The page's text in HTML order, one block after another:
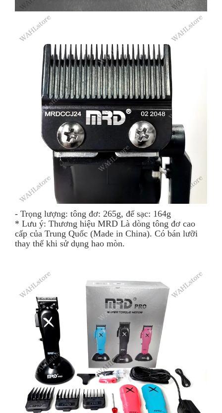
- Trọng lượng: tông đơ: 265g, đế sạc: 164g
* Lưu ý: Thương hiệu MRD Là dòng tông đơ cao
cấp của Trung Quốc (Made in China). Có bán lưỡi
thay thế khi sử dụng hao mòn.